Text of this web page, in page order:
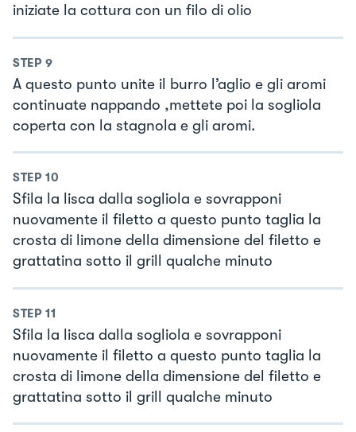
iniziate la cottura con un filo di olio
STEP 9
A questo punto unite il burro l’aglio e gli aromi
continuate nappando ,mettete poi la sogliola
coperta con la stagnola e gli aromi.
STEP 10
Sfila la lisca dalla sogliola e sovrapponi
nuovamente il filetto a questo punto taglia la
crosta di limone della dimensione del filetto e
grattatina sotto il grill qualche minuto
STEP 11
Sfila la lisca dalla sogliola e sovrapponi
nuovamente il filetto a questo punto taglia la
crosta di limone della dimensione del filetto e
grattatina sotto il grill qualche minuto